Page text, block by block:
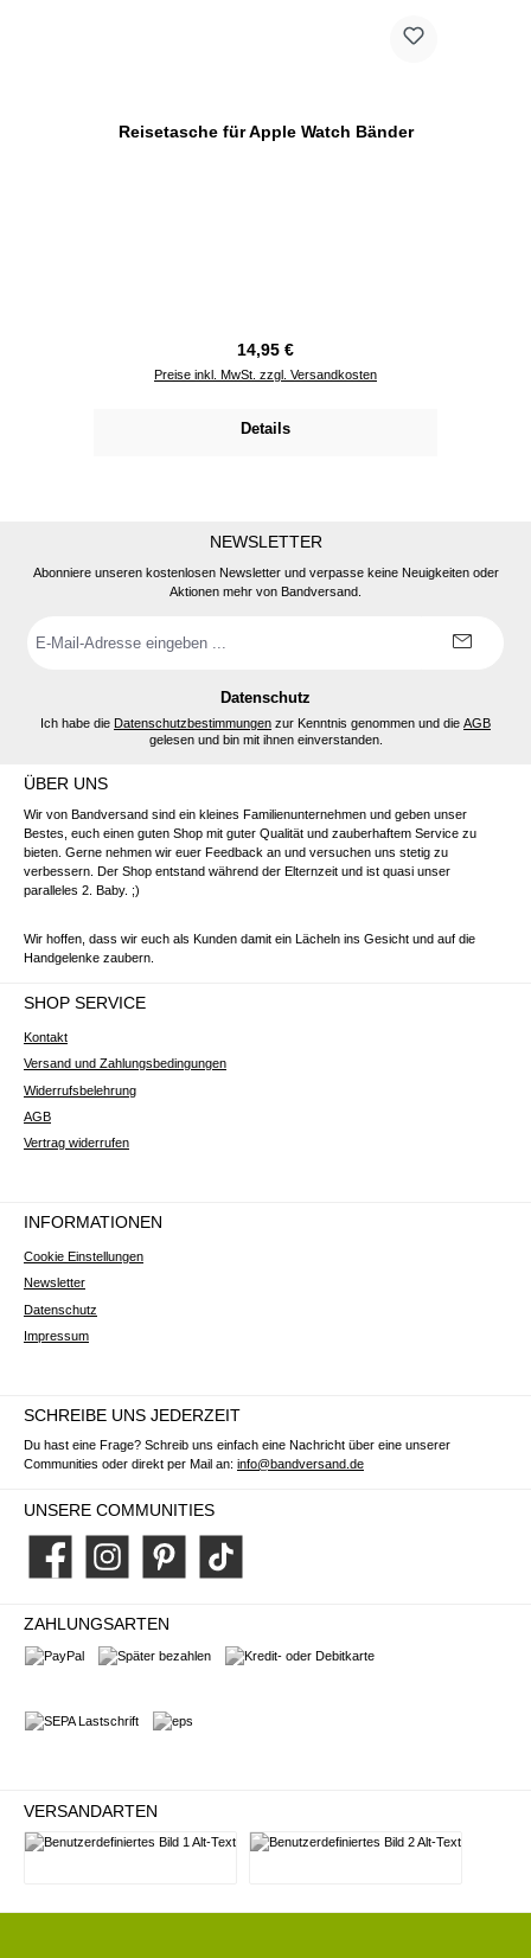
Reisetasche für Apple Watch Bänder
Regulärer Preis:
14,95 €
Preise inkl. MwSt. zzgl. Versandkosten
Details
NEWSLETTER
Abonniere unseren kostenlosen Newsletter und verpasse keine Neuigkeiten oder
Aktionen mehr von Bandversand.
Mail-
Datenschutz
Ich habe die Datenschutzbestimmungen zur Kenntnis genommen und die AGB
gelesen und bin mit ihnen einverstanden.
ÜBER UNS
Wir von Bandversand sind ein kleines Familienunternehmen und geben unser
Bestes, euch einen guten Shop mit guter Qualität und zauberhaftem Service zu
bieten. Gerne nehmen wir euer Feedback an und versuchen uns stetig zu
verbessern. Der Shop entstand während der Elternzeit und ist quasi unser
paralleles 2. Baby. ;)
Wir hoffen, dass wir euch als Kunden damit ein Lächeln ins Gesicht und auf die
Handgelenke zaubern.
SHOP SERVICE
Kontakt
Versand und Zahlungsbedingungen
Widerrufsbelehrung
AGB
Vertrag widerrufen
INFORMATIONEN
Cookie Einstellungen
Newsletter
Datenschutz
Impressum
SCHREIBE UNS JEDERZEIT
Du hast eine Frage? Schreib uns einfach eine Nachricht über eine unserer
Communities oder direkt per Mail an: info@bandversand.de
UNSERE COMMUNITIES
Facebook Instagram Pinterest TikTok
ZAHLUNGSARTEN
VERSANDARTEN